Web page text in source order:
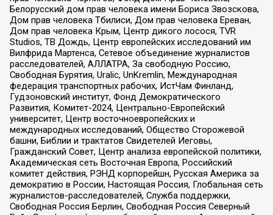
Белорусский дом прав человека имени Бориса Звозскова,
Дом прав человека Тбилиси, Дом прав человека Ереван,
Дом прав человека Крым, Центр дикого лосося, TVR
Studios, ТВ Дождь, Центр европейских исследований им
Вилфрида Мартенса, Сетевое объединение журналистов
расследователей, АЛЛАТРА, За свободную Россию,
Свободная Бурятия, Uralic, UnKremlin, Международная
федерация транспортных рабочих, ИстЧам Финланд,
Гудзоновский институт, Фонд Демократического
Развития, Комитет-2024, Центрально-Европейский
университет, Центр восточноевропейских и
международных исследований, Общество Сторожевой
башни, Библии и трактатов Свидетелей Иеговы,
Гражданский Совет, Центр анализа европейской политики,
Академическая сеть Восточная Европа, Российский
комитет действия, РЭНД корпорейшн, Русская Америка за
демократию в России, Настоящая Россия, Глобальная сеть
журналистов-расследователей, Служба поддержки,
Свободная Россия Берлин, Свободная Россия Северный